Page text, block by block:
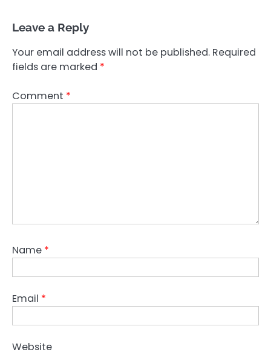
Leave a Reply
Your email address will not be published. Required
fields are marked *
Comment *
Name *
Email *
Website